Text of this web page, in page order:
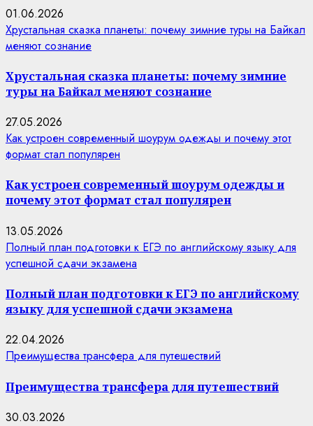
01.06.2026
Хрустальная сказка планеты: почему зимние туры на Байкал
меняют сознание
Хрустальная сказка планеты: почему зимние
туры на Байкал меняют сознание
27.05.2026
Как устроен современный шоурум одежды и почему этот
формат стал популярен
Как устроен современный шоурум одежды и
почему этот формат стал популярен
13.05.2026
Полный план подготовки к ЕГЭ по английскому языку для
успешной сдачи экзамена
Полный план подготовки к ЕГЭ по английскому
языку для успешной сдачи экзамена
22.04.2026
Преимущества трансфера для путешествий
Преимущества трансфера для путешествий
30.03.2026